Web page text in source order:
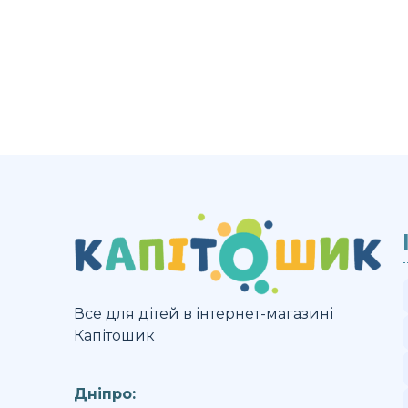
Все для дітей в інтернет-магазині
Капітошик
Дніпро: